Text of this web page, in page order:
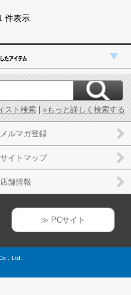
件表示
スト検索 | »もっと詳しく検索する
メルマガ登録
サイトマップ
店舗情報
≫ PCサイト
Ltd.